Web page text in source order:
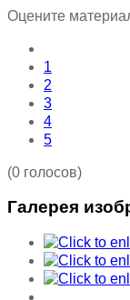
Оцените
1
2
3
4
5
(0 голосов)
Галерея